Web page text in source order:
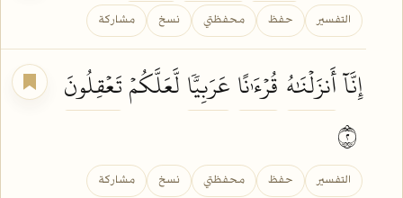
التفسير حفظ محفظتي نسخ مشاركة
إِنَّآأَنزَلۡنَٰهُ قُرۡءَٰنًاعَرَبِيّٗا لَّعَلَّكُمۡتَعۡقِلُونَ
التفسير حفظ محفظتي نسخ مشاركة